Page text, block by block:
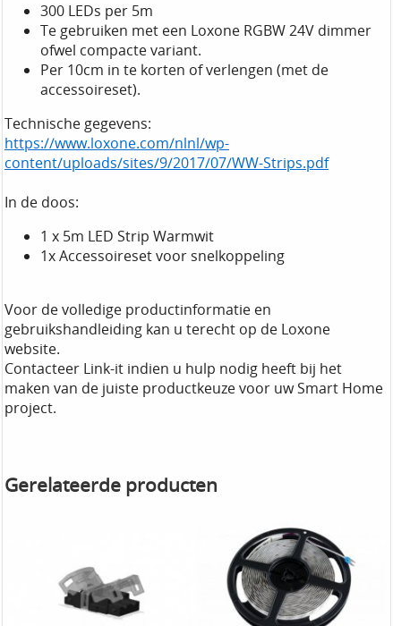
300 LEDs per 5m
Te gebruiken met een Loxone RGBW 24V dimmer
ofwel compacte variant.
Per 10cm in te korten of verlengen (met de
accessoireset).
Technische gegevens:
https://www.loxone.com/nlnl/wp-
content/uploads/sites/9/2017/07/WW-Strips.pdf
In de doos:
1 x 5m LED Strip Warmwit
1x Accessoireset voor snelkoppeling
Voor de volledige productinformatie en
gebruikshandleiding kan u terecht op de Loxone
website.
Contacteer Link-it indien u hulp nodig heeft bij het
maken van de juiste productkeuze voor uw Smart Home
project.
Gerelateerde producten